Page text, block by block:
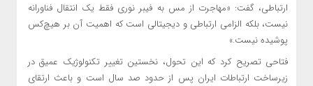
ارتباطی، گفت: «مهاجرت از مس به فیبر نوری فقط یک انتقال فناورانه
نیست، بلکه الزامی ارتباطی و دیجیتالی است که اهمیت آن بر هیچ‌کس
پوشیده نیست.»
فتاحی تصریح کرد که این تحول، نخستین تغییر تکنولوژیک عمیق در
زیرساخت ارتباطات ایران پس از حدود صد سال است و باعث ارتقای